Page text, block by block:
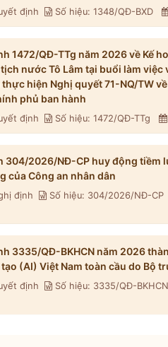
định Số hiệu: 1348/QĐ-BXD
1472/QĐ-TTg năm 2026 về Kế
nước Tô Lâm tại buổi làm
hiện Nghị quyết 71-NQ/TW
phủ ban hành
định Số hiệu: 1472/QĐ-TTg
304/2026/NĐ-CP huy động tiềm
của Công an nhân dân
định Số hiệu: 304/2026/NĐ-CP
3335/QĐ-BKHCN năm 2026
(AI) Việt Nam toàn cầu do Bộ
định Số hiệu: 3335/QĐ-BKHCN